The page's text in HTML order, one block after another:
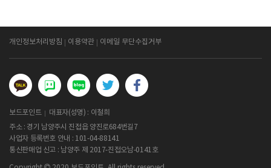
개인정보처리방침 이용약관 이메일 무단수집거부
보드포인트
대표자(성명) : 이철희
주소 : 경기 남양주시 진접읍 양진로684번길7
사업자 등록번호 안내 : 101-04-88141
통신판매업 신고 : 남양주 제 2017-진접오남-0141호